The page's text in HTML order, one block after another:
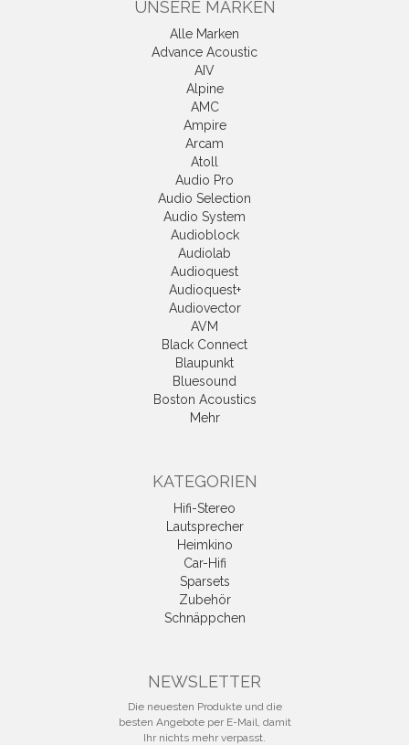
UNSERE MARKEN
Alle Marken
Advance Acoustic
AIV
Alpine
AMC
Ampire
Arcam
Atoll
Audio Pro
Audio Selection
Audio System
Audioblock
Audiolab
Audioquest
Audioquest+
Audiovector
AVM
Black Connect
Blaupunkt
Bluesound
Boston Acoustics
Mehr
KATEGORIEN
Hifi-Stereo
Lautsprecher
Heimkino
Car-Hifi
Sparsets
Zubehör
Schnäppchen
NEWSLETTER
Die neuesten Produkte und die
besten Angebote per E-Mail, damit
Ihr nichts mehr verpasst.